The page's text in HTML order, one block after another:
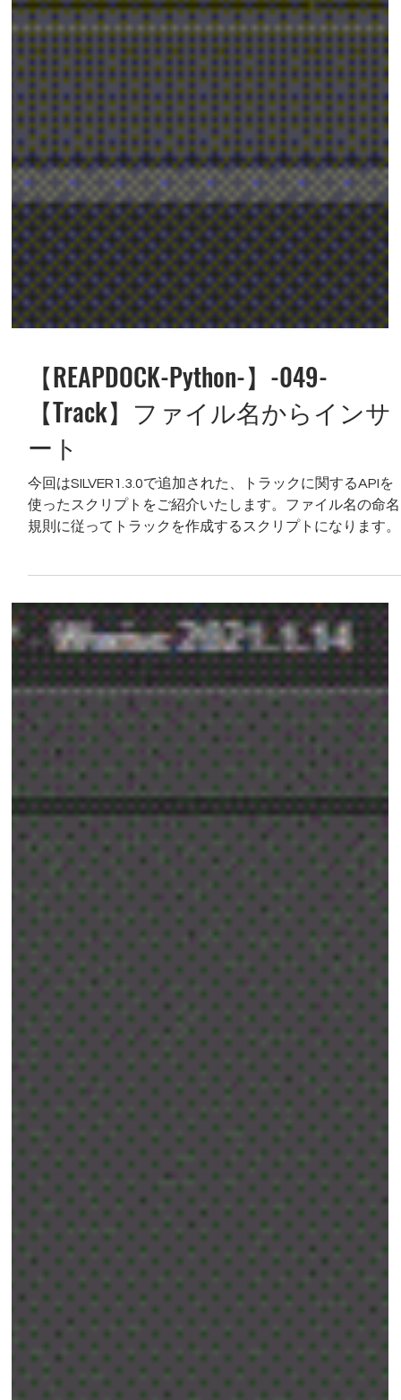
【REAPDOCK-Python-】-049-
【Track】ファイル名からインサ
ート
今回はSILVER1.3.0で追加された、トラックに関するAPIを
使ったスクリプトをご紹介いたします。ファイル名の命名
規則に従ってトラックを作成するスクリプトになります。